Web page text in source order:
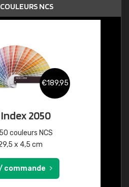
NCS
€189,95
Index 2050
couleurs NCS
x 4,5 cm
commande